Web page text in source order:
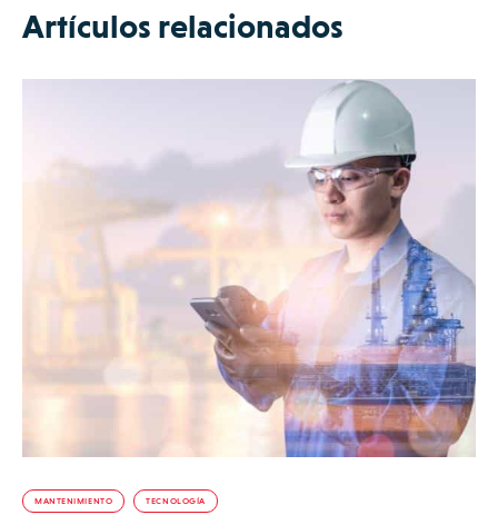
Artículos relacionados
MANTENIMIENTO TECNOLOGÍA